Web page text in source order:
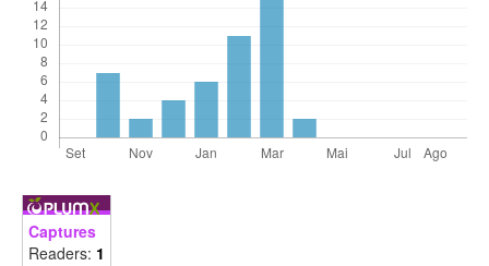
Captures
Readers: 1